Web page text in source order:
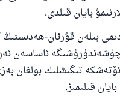
بايان قىلدى.
بىلەن قۇرئان-
چۈشەندۈرۈشىگە ئاساسەن ئەر-
تىگىشلىك بولغان
قىلىمىز.